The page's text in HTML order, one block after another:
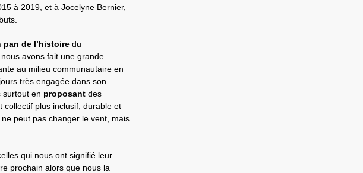
à 2019, et à Jocelyne Bernier,
pan de l’histoire du
avons fait une grande
au milieu communautaire en
très engagée dans son
surtout en proposant des
plus inclusif, durable et
peut pas changer le vent, mais
qui nous ont signifié leur
prochain alors que nous la